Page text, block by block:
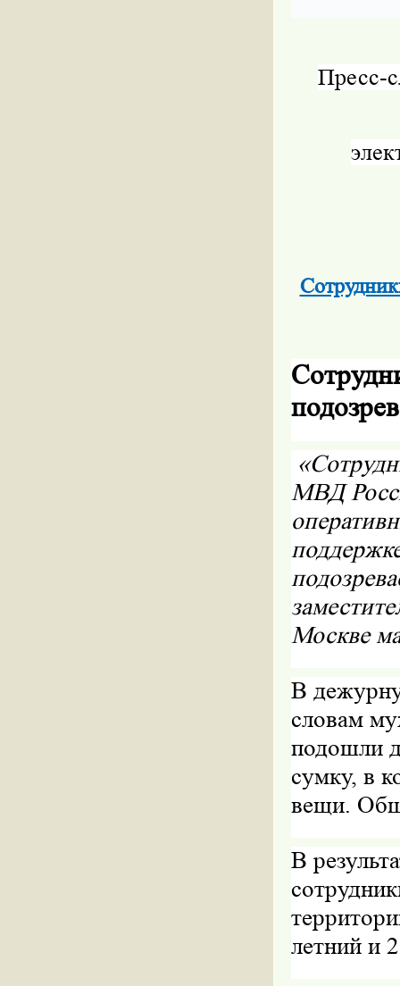
Пресс-
МВД
Москве
В
словам
подошли
сумку, в
вещи.
В
летний и